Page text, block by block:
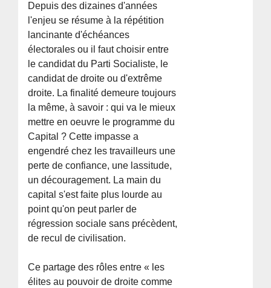
Depuis des dizaines d'années
l'enjeu se résume à la répétition
lancinante d'échéances
électorales ou il faut choisir entre
le candidat du Parti Socialiste, le
candidat de droite ou d'extrême
droite. La finalité demeure toujours
la même, à savoir : qui va le mieux
mettre en oeuvre le programme du
Capital ? Cette impasse a
engendré chez les travailleurs une
perte de confiance, une lassitude,
un découragement. La main du
capital s'est faite plus lourde au
point qu'on peut parler de
régression sociale sans précèdent,
de recul de civilisation.
Ce partage des rôles entre « les
élites au pouvoir de droite comme